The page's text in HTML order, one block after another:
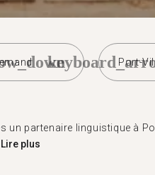
Port-
un partenaire linguistique à
Lire plus